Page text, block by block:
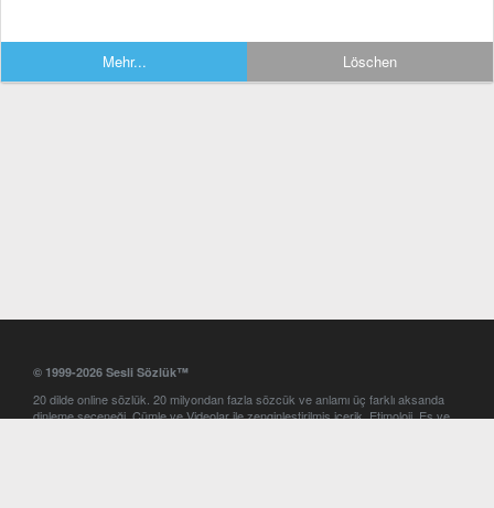
Mehr... Löschen
© 1999-2026 Sesli Sözlük™
20 dilde online sözlük. 20 milyondan fazla sözcük ve anlamı üç farklı aksanda
dinleme seçeneği. Cümle ve Videolar ile zenginleştirilmiş içerik. Etimoloji, Eş ve